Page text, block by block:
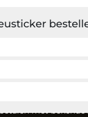
de milieusticker
voor
Dankzij onze
met bekende